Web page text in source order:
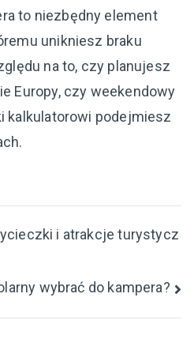
to niezbędny element
unikniesz braku
na to, czy planujesz
Europy, czy weekendowy
kalkulatorowi podejmiesz
i atrakcje turystycz
wybrać do kampera?